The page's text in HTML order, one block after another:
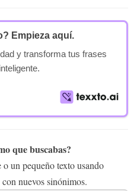
Empieza aquí.
y transforma tus frases
que buscabas?
un pequeño texto usando
nuevos sinónimos.